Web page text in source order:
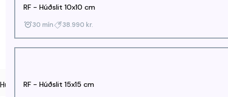
Húðfegrun
RF - Húðslit 10x10 cm
30 mín 38.990 kr.
RF - Húðslit 15x15 cm